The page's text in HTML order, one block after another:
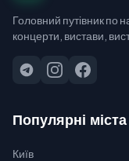
Головний путівник по
концерти, вистави,
Популярні міста
Київ